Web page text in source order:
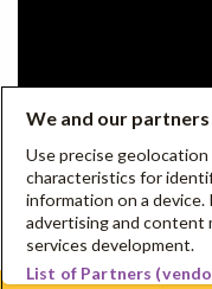
We and our
Use precise
characteristics for
information on a
advertising and content
services development.
List of Partners